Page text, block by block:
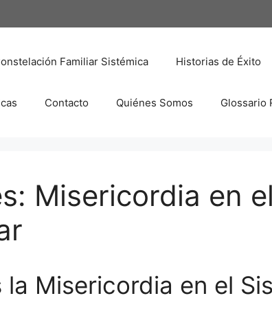
Familiar Sistémica Historias de Éxito
Contacto Quiénes Somos Glossario
Misericordia en
la Misericordia en el